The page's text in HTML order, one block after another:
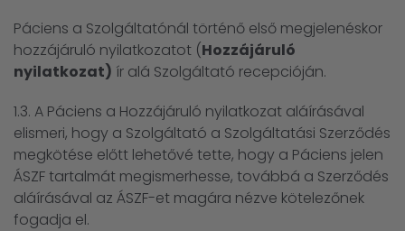
Páciens a Szolgáltatónál történő első megjelenéskor
hozzájáruló nyilatkozatot (Hozzájáruló
nyilatkozat) ír alá Szolgáltató recepcióján.
1.3. A Páciens a Hozzájáruló nyilatkozat aláírásával
elismeri, hogy a Szolgáltató a Szolgáltatási Szerződés
megkötése előtt lehetővé tette, hogy a Páciens jelen
ÁSZF tartalmát megismerhesse, továbbá a Szerződés
aláírásával az ÁSZF-et magára nézve kötelezőnek
fogadja el.